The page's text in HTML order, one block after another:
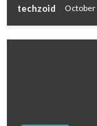
techzoid October